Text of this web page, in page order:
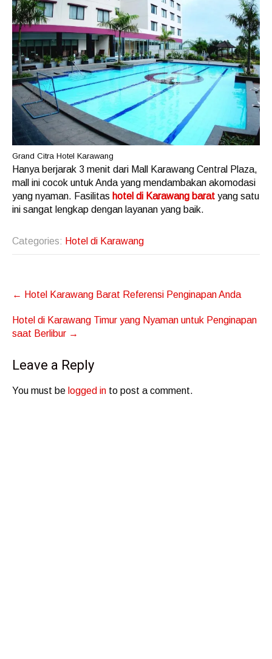
Grand Citra Hotel Karawang
Hanya berjarak 3 menit dari Mall Karawang Central Plaza,
mall ini cocok untuk Anda yang mendambakan akomodasi
yang nyaman. Fasilitas hotel di Karawang barat yang satu
ini sangat lengkap dengan layanan yang baik.
Categories: Hotel di Karawang
Post
navigation
← Hotel Karawang Barat Referensi Penginapan Anda
Hotel di Karawang Timur yang Nyaman untuk Penginapan
saat Berlibur →
Leave a Reply
You must be logged in to post a comment.